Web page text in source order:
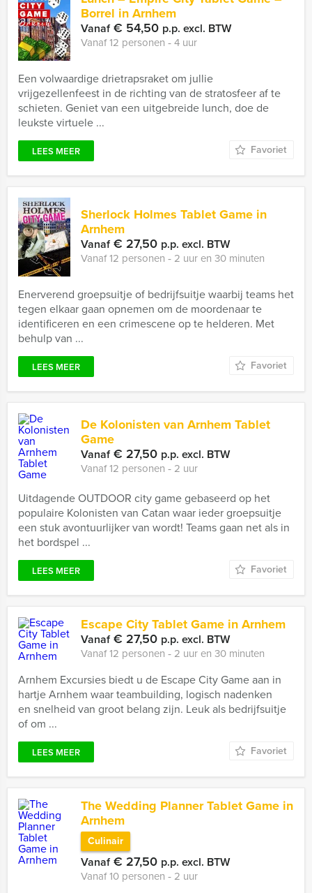
Borrel in Arnhem
Vanaf€ 54,50 p.p. excl. BTW
Vanaf 12 personen ‐ 4 uur
Een volwaardige drietrapsraket om jullie
vrijgezellenfeest in de richting van de stratosfeer af te
schieten. Geniet van een uitgebreide lunch, doe de
leukste virtuele ...
LEES MEER Favoriet
Sherlock Holmes Tablet Game in
Arnhem
Vanaf€ 27,50 p.p. excl. BTW
Vanaf 12 personen ‐ 2 uur en 30 minuten
Enerverend groepsuitje of bedrijfsuitje waarbij teams het
tegen elkaar gaan opnemen om de moordenaar te
identificeren en een crimescene op te helderen. Met
behulp van ...
LEES MEER Favoriet
De Kolonisten van Arnhem Tablet
Game
Vanaf€ 27,50 p.p. excl. BTW
Vanaf 12 personen ‐ 2 uur
Uitdagende OUTDOOR city game gebaseerd op het
populaire Kolonisten van Catan waar ieder groepsuitje
een stuk avontuurlijker van wordt! Teams gaan net als in
het bordspel ...
LEES MEER Favoriet
Escape City Tablet Game in Arnhem
Vanaf€ 27,50 p.p. excl. BTW
Vanaf 12 personen ‐ 2 uur en 30 minuten
Arnhem Excursies biedt u de Escape City Game aan in
hartje Arnhem waar teambuilding, logisch nadenken
en snelheid van groot belang zijn. Leuk als bedrijfsuitje
of om ...
LEES MEER Favoriet
The Wedding Planner Tablet Game in
Arnhem
Culinair
Vanaf€ 27,50 p.p. excl. BTW
Vanaf 10 personen ‐ 2 uur